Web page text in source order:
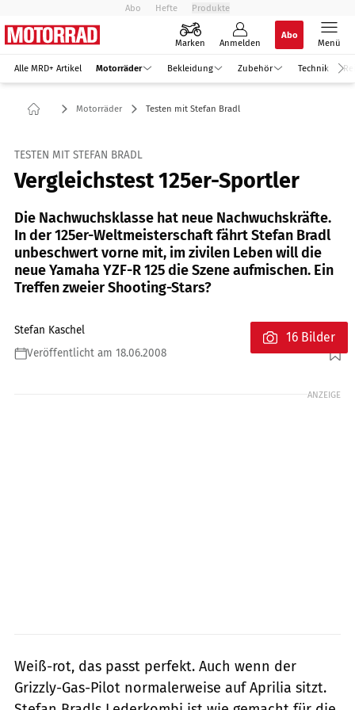
Abo Hefte Produkte
Marken Anmelden
Abo
Menü
Alle MRD+ Artikel Motorräder Bekleidung Zubehör Technik
Motorräder Testen mit Stefan Bradl
TESTEN MIT STEFAN BRADL
Vergleichstest 125er-Sportler
Die Nachwuchsklasse hat neue Nachwuchskräfte.
In der 125er-Weltmeisterschaft fährt Stefan Bradl
unbeschwert vorne mit, im zivilen Leben will die
neue Yamaha YZF-R 125 die Szene aufmischen. Ein
Treffen zweier Shooting-Stars?
Stefan Kaschel
Veröffentlicht am 18.06.2008
16 Bilder
ANZEIGE
Weiß-rot, das passt perfekt. Auch wenn der
Grizzly-Gas-Pilot normalerweise auf Aprilia sitzt.